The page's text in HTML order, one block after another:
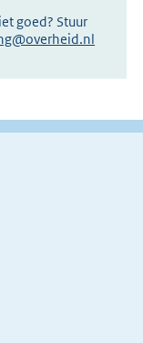
goed? Stuur